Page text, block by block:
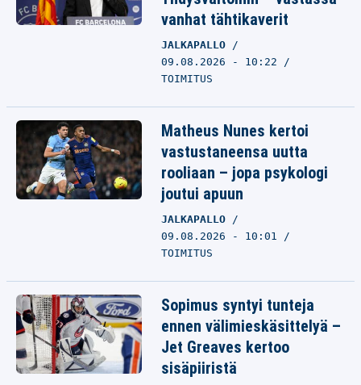
vanhat tähtikaverit
JALKAPALLO
09.08.2026 - 10:22
TOIMITUS
Matheus Nunes kertoi
vastustaneensa uutta
rooliaan – jopa psykologi
joutui apuun
JALKAPALLO
09.08.2026 - 10:01
TOIMITUS
Sopimus syntyi tunteja
ennen välimieskäsittelyä –
Jet Greaves kertoo
sisäpiiristä